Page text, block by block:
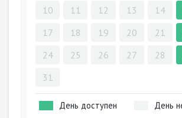
10
11 12 13 14
17
18 19 20 21
24
25 26 27 28
31
День доступен День